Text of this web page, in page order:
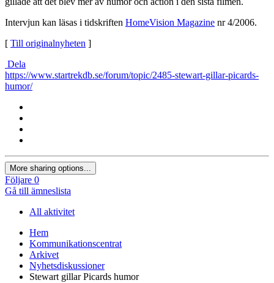
Intervjun kan läsas i tidskriften HomeVision Magazine nr 4/2006.
[ Till originalnyheten ]
Dela
https://www.startrekdb.se/forum/topic/2485-stewart-gillar-picards-
humor/
More sharing options...
Följare 0
Gå till ämneslista
All aktivitet
Hem
Kommunikationscentrat
Arkivet
Nyhetsdiskussioner
Stewart gillar Picards humor